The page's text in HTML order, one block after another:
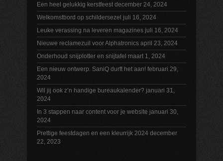
Een heel gelukkig kerstfeest december 24, 2024
Welkomstbord op schildersezel juli 16, 2024
Leuke verassing na leveren magazines juli 16, 2024
Nieuwe reclamezuil voor Alphatronics april 23, 2024
Onderhoud snijplotter en snijtafel maart 1, 2024
Een nieuw ontwerp. SaniQ durft het aan! februari 29,
2024
Wil jij ook z’n handige bureaukalender? januari 31,
2024
In 3 stappen naar content voor je website januari 30,
2024
Prettige feestdagen en een kleurrijk 2024 december
22, 2023